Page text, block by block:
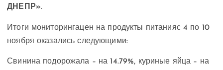
ДНЕПР».
Итоги мониторингацен на продукты питанияс 4 по 10
ноября оказались следующими:
Свинина подорожала – на 14.79%, куриные яйца – на